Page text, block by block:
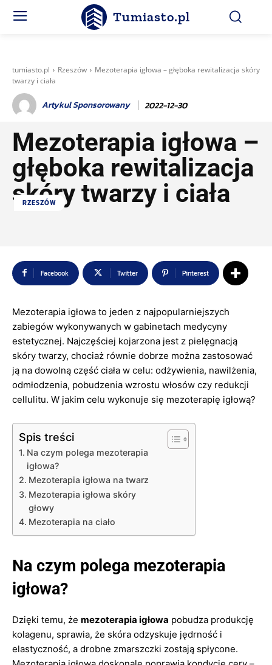
Tumiasto.pl
tumiasto.pl Rzeszów
Mezoterapia igłowa – głęboka rewitalizacja skóry
twarzy i ciała
Artykul Sponsorowany 2022-12-30
Mezoterapia igłowa –
głęboka rewitalizacja
skóry twarzy i ciała
RZESZÓW
Facebook Twitter Pinterest
Mezoterapia igłowa to jeden z najpopularniejszych
zabiegów wykonywanych w gabinetach medycyny
estetycznej. Najczęściej kojarzona jest z pielęgnacją
skóry twarzy, chociaż równie dobrze można zastosować
ją na dowolną część ciała w celu: odżywienia, nawilżenia,
odmłodzenia, pobudzenia wzrostu włosów czy redukcji
cellulitu. W jakim celu wykonuje się mezoterapię igłową?
Spis treści
Na czym polega mezoterapia
igłowa?
Mezoterapia igłowa na twarz
Mezoterapia igłowa skóry
głowy
Mezoterapia na ciało
Na czym polega mezoterapia
igłowa?
Dzięki temu, że mezoterapia igłowa pobudza produkcję
kolagenu, sprawia, że skóra odzyskuje jędrność i
elastyczność, a drobne zmarszczki zostają spłycone.